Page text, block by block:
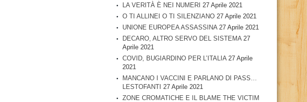
LA VERITÀ È NEI NUMERI 27 Aprile 2021
O TI ALLINEI O TI SILENZIANO 27 Aprile 2021
UNIONE EUROPEA ASSASSINA 27 Aprile 2021
DECARO, ALTRO SERVO DEL SISTEMA 27
Aprile 2021
COVID, BUGIARDINO PER L’ITALIA 27 Aprile
2021
MANCANO I VACCINI E PARLANO DI PASS…
LESTOFANTI 27 Aprile 2021
ZONE CROMATICHE E IL BLAME THE VICTIM